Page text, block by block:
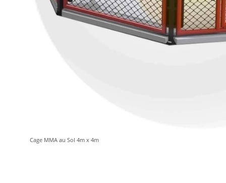
Cage MMA au Sol 4m x 4m